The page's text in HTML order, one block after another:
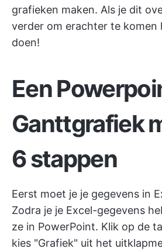
grafieken maken. Als je dit
verder om erachter te komen
doen!
Een
Ganttgrafiek
6 stappen
Eerst moet je je gegevens in
Zodra je je Excel-gegevens
ze in PowerPoint. Klik op de
kies "Grafiek" uit het